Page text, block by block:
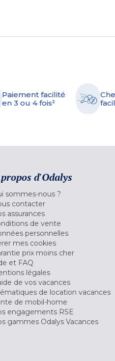
Paiement facilité
en 3 ou 4 fois²
d'Odalys
sommes-nous ?
contacter
assurances
de vente
personnelles
mes cookies
prix moins cher
et FAQ
légales
de vos vacances
de location vacances
de mobil-home
engagements RSE
gammes Odalys Vacances